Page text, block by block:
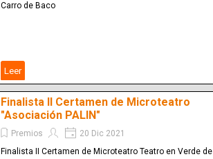
Carro de Baco
Leer
Finalista II Certamen de Microteatro
"Asociación PALIN"
Premios
20 Dic 2021
Finalista II Certamen de Microteatro Teatro en Verde de